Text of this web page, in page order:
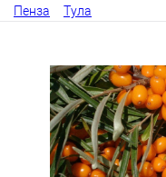
Пенза
Тула